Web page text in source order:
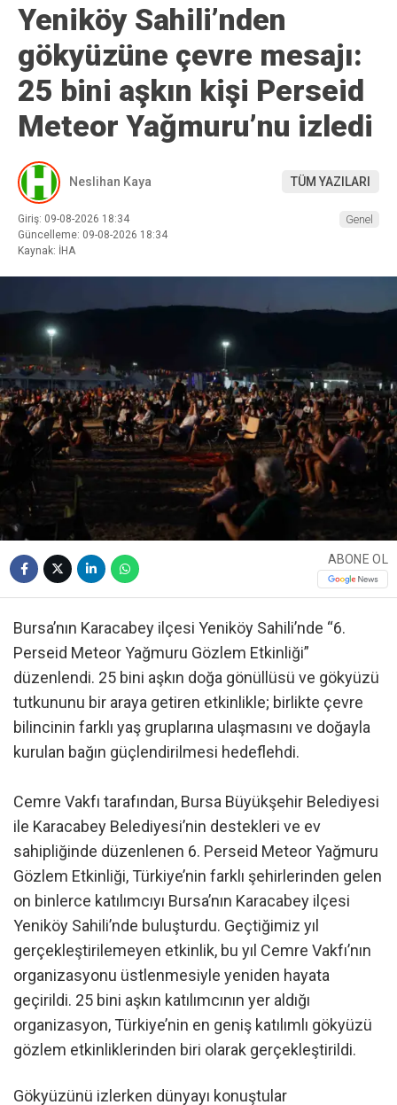
Yeniköy Sahili’nden
gökyüzüne çevre mesajı:
25 bini aşkın kişi Perseid
Meteor Yağmuru’nu izledi
Neslihan Kaya TÜM YAZILARI
Giriş: 09-08-2026 18:34
Güncelleme: 09-08-2026 18:34
Kaynak: İHA
Genel
ABONE OL
Bursa’nın Karacabey ilçesi Yeniköy Sahili’nde “6.
Perseid Meteor Yağmuru Gözlem Etkinliği”
düzenlendi. 25 bini aşkın doğa gönüllüsü ve gökyüzü
tutkununu bir araya getiren etkinlikle; birlikte çevre
bilincinin farklı yaş gruplarına ulaşmasını ve doğayla
kurulan bağın güçlendirilmesi hedeflehdi.
Cemre Vakfı tarafından, Bursa Büyükşehir Belediyesi
ile Karacabey Belediyesi’nin destekleri ve ev
sahipliğinde düzenlenen 6. Perseid Meteor Yağmuru
Gözlem Etkinliği, Türkiye’nin farklı şehirlerinden gelen
on binlerce katılımcıyı Bursa’nın Karacabey ilçesi
Yeniköy Sahili’nde buluşturdu. Geçtiğimiz yıl
gerçekleştirilemeyen etkinlik, bu yıl Cemre Vakfı’nın
organizasyonu üstlenmesiyle yeniden hayata
geçirildi. 25 bini aşkın katılımcının yer aldığı
organizasyon, Türkiye’nin en geniş katılımlı gökyüzü
gözlem etkinliklerinden biri olarak gerçekleştirildi.
Gökyüzünü izlerken dünyayı konuştular